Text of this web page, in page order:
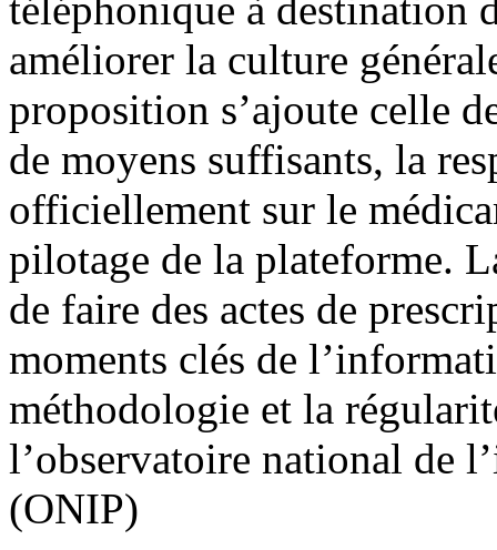
améliorer la culture
proposition s’ajoute celle
de moyens suffisants, la
officiellement sur le
pilotage de la plateforme.
de faire des actes de
moments clés de
méthodologie et la
l’observatoire national de
(ONIP)